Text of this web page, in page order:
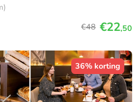
€48 €22,50
36% korting